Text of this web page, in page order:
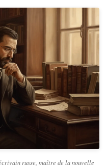
russe, maître de la nouvelle